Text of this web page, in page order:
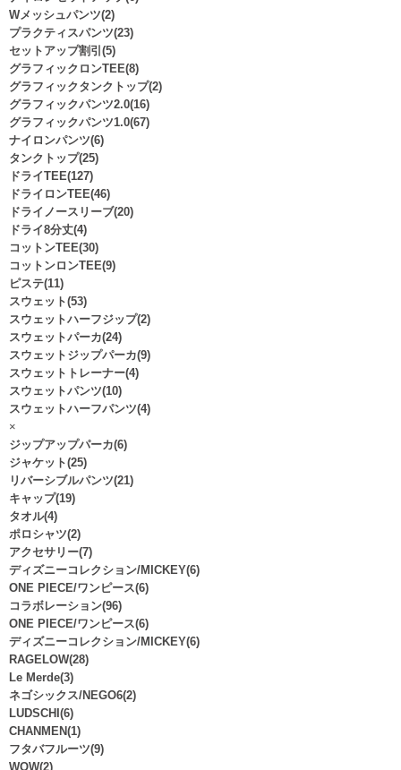
Wメッシュパンツ(2)
プラクティスパンツ(23)
セットアップ割引(5)
グラフィックロンTEE(8)
グラフィックタンクトップ(2)
グラフィックパンツ2.0(16)
グラフィックパンツ1.0(67)
ナイロンパンツ(6)
タンクトップ(25)
ドライTEE(127)
ドライロンTEE(46)
ドライノースリーブ(20)
ドライ8分丈(4)
コットンTEE(30)
コットンロンTEE(9)
ピステ(11)
スウェット(53)
スウェットハーフジップ(2)
スウェットパーカ(24)
スウェットジップパーカ(9)
スウェットトレーナー(4)
スウェットパンツ(10)
スウェットハーフパンツ(4)
×
ジップアップパーカ(6)
ジャケット(25)
リバーシブルパンツ(21)
キャップ(19)
タオル(4)
ポロシャツ(2)
アクセサリー(7)
ディズニーコレクション/MICKEY(6)
ONE PIECE/ワンピース(6)
コラボレーション(96)
ONE PIECE/ワンピース(6)
ディズニーコレクション/MICKEY(6)
RAGELOW(28)
Le Merde(3)
ネゴシックス/NEGO6(2)
LUDSCHI(6)
CHANMEN(1)
フタバフルーツ(9)
WOW(2)